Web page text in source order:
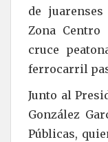
de
Zona
cruce
ferrocarril
Junto al
González
Públicas,